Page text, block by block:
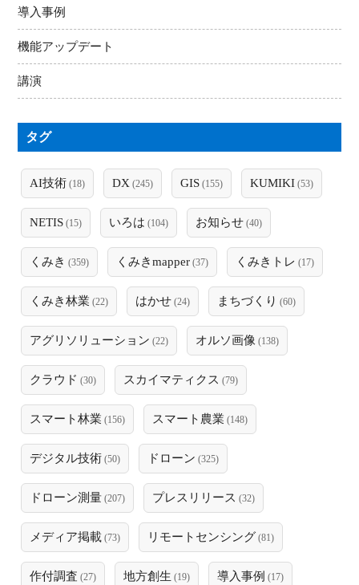
導入事例
機能アップデート
講演
タグ
AI技術 (18) DX (245) GIS (155) KUMIKI (53)
NETIS (15) いろは (104) お知らせ (40)
くみき (359) くみきmapper (37) くみきトレ (17)
くみき林業 (22) はかせ (24) まちづくり (60)
アグリソリューション (22) オルソ画像 (138)
クラウド (30) スカイマティクス (79)
スマート林業 (156) スマート農業 (148)
デジタル技術 (50) ドローン (325)
ドローン測量 (207) プレスリリース (32)
メディア掲載 (73) リモートセンシング (81)
作付調査 (27) 地方創生 (19) 導入事例 (17)